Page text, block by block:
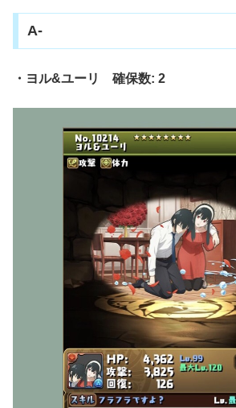
A-
・ヨル&ユーリ 確保数: 2